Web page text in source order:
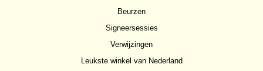
Beurzen
Signeersessies
Verwijzingen
Leukste winkel van Nederland